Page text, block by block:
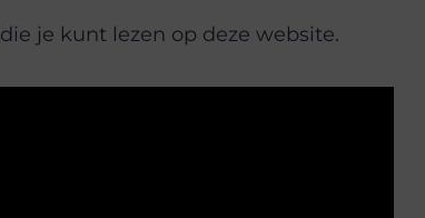
die je kunt lezen op deze website.